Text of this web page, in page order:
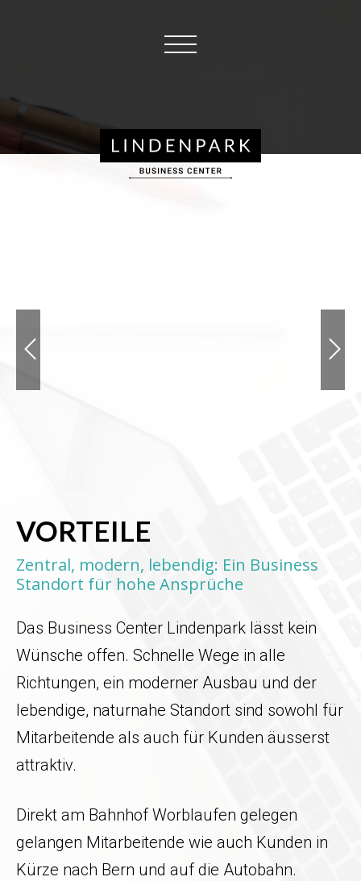
VORTEILE
Zentral, modern, lebendig: Ein Business
Standort für hohe Ansprüche
Das Business Center Lindenpark lässt kein
Wünsche offen. Schnelle Wege in alle
Richtungen, ein moderner Ausbau und der
lebendige, naturnahe Standort sind sowohl für
Mitarbeitende als auch für Kunden äusserst
attraktiv.
Direkt am Bahnhof Worblaufen gelegen
gelangen Mitarbeitende wie auch Kunden in
Kürze nach Bern und auf die Autobahn.